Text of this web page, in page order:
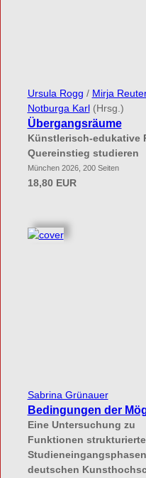
Ursula Rogg / Mirja
Notburga Karl(Hrsg.)
Übergangsräume
Künstlerisch-edukative
Quereinstieg studieren
München 2026, 200 Seiten
18,80 EUR
Sabrina Grünauer
Bedingungen der
Eine Untersuchung zu
Funktionen
deutschen